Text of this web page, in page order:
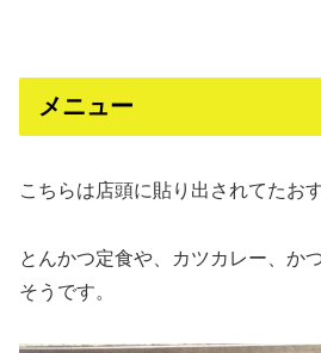
メニュー
こちらは店頭に貼り出されてたお
とんかつ定食や、カツカレー、か
そうです。